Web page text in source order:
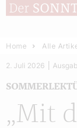
Home Alle
„Mit
2. Juli 2026